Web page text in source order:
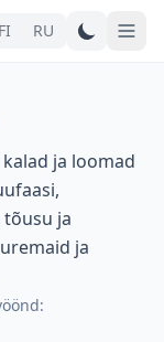
FI RU
ja loomad
ja
ja